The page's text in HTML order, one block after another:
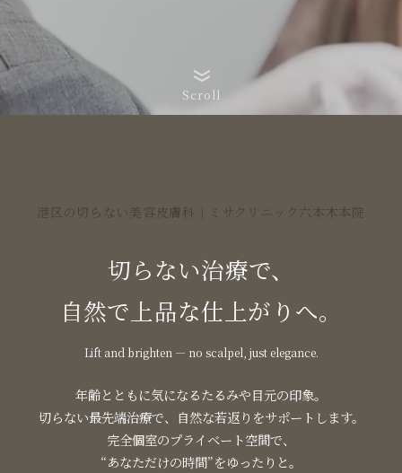
Scroll
港区の切らない美容皮膚科｜ミサクリニック六本木本院
切らない治療で、
自然で上品な仕上がりへ。
Lift and brighten — no scalpel, just elegance.
年齢とともに気になるたるみや目元の印象。
切らない最先端治療で、自然な若返りをサポートします。
完全個室のプライベート空間で、
“あなただけの時間”をゆったりと。